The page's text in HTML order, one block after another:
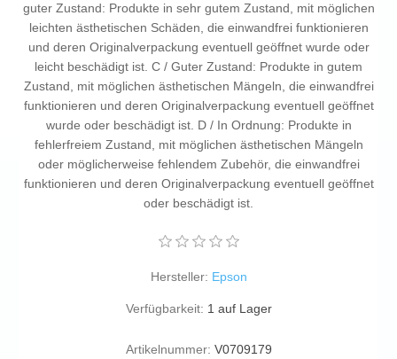
guter Zustand: Produkte in sehr gutem Zustand, mit möglichen
leichten ästhetischen Schäden, die einwandfrei funktionieren
und deren Originalverpackung eventuell geöffnet wurde oder
leicht beschädigt ist. C / Guter Zustand: Produkte in gutem
Zustand, mit möglichen ästhetischen Mängeln, die einwandfrei
funktionieren und deren Originalverpackung eventuell geöffnet
wurde oder beschädigt ist. D / In Ordnung: Produkte in
fehlerfreiem Zustand, mit möglichen ästhetischen Mängeln
oder möglicherweise fehlendem Zubehör, die einwandfrei
funktionieren und deren Originalverpackung eventuell geöffnet
oder beschädigt ist.
Hersteller: Epson
Verfügbarkeit: 1 auf Lager
Artikelnummer: V0709179